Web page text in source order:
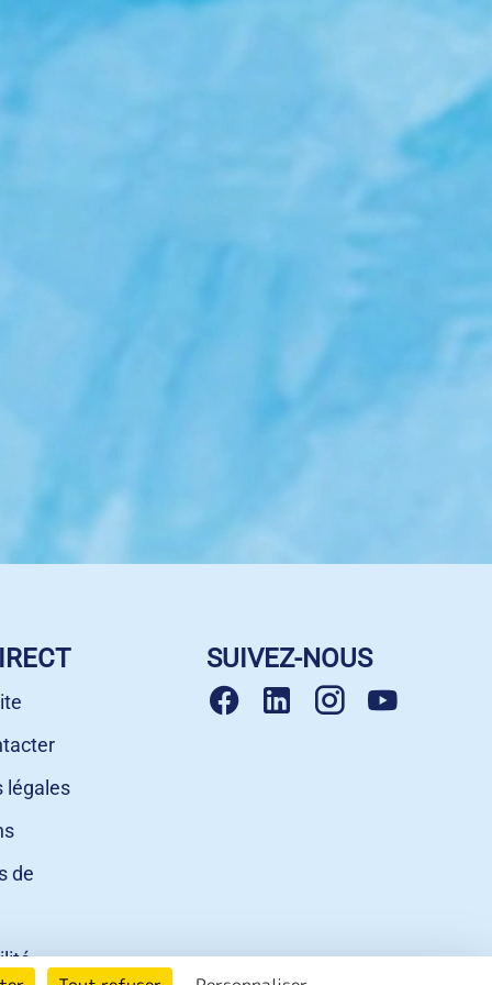
légales
de
SUIVEZ-NOUS